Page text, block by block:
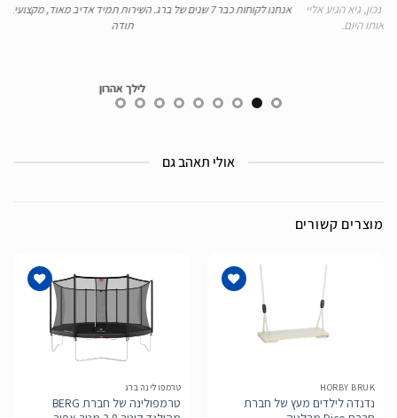
אנחנו לקוחות כבר 7 שנים של ברג. השירות תמיד אדיב מאוד, מקצועי, מהיר ומעולה.
אולי תאהב גם
מוצרים קשורים
HORBY BRUK
נדנדה לילדים מעץ של חברת
טרמפולינה ברג
טרמפולינה של חברת BERG